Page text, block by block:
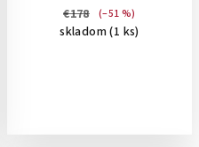
€178 (–51 %)
skladom(1 ks)